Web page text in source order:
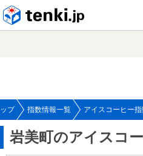
プ 指数情報一覧 アイスコーヒー
岩美町のアイスコ